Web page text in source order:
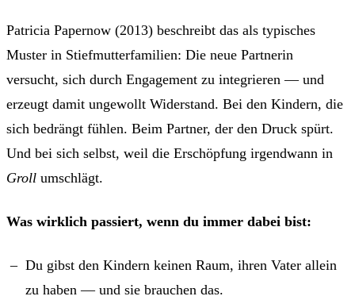
Patricia Papernow (2013) beschreibt das als typisches
Muster in Stiefmutterfamilien: Die neue Partnerin
versucht, sich durch Engagement zu integrieren — und
erzeugt damit ungewollt Widerstand. Bei den Kindern, die
sich bedrängt fühlen. Beim Partner, der den Druck spürt.
Und bei sich selbst, weil die Erschöpfung irgendwann in
Groll umschlägt.
Was wirklich passiert, wenn du immer dabei bist:
Du gibst den Kindern keinen Raum, ihren Vater allein
zu haben — und sie brauchen das.